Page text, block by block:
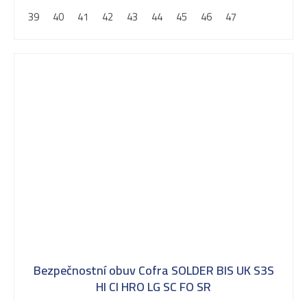
39
40 41 42 43 44 45 46 47
Bezpečnostní obuv Cofra SOLDER BIS UK S3S
HI CI HRO LG SC FO SR